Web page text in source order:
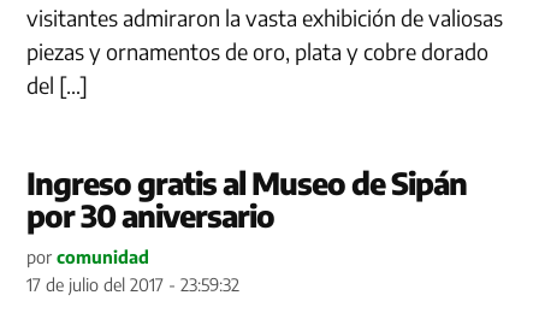
visitantes admiraron la vasta exhibición de valiosas
piezas y ornamentos de oro, plata y cobre dorado
del […]
Ingreso gratis al Museo de Sipán
por 30 aniversario
por comunidad
17 de julio del 2017 - 23:59:32